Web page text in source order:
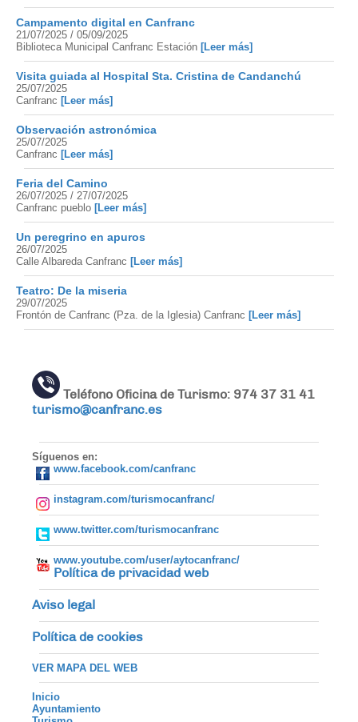
Campamento digital en Canfranc
21/07/2025 / 05/09/2025
Biblioteca Municipal Canfranc Estación [Leer más]
Visita guiada al Hospital Sta. Cristina de Candanchú
25/07/2025
Canfranc [Leer más]
Observación astronómica
25/07/2025
Canfranc [Leer más]
Feria del Camino
26/07/2025 / 27/07/2025
Canfranc pueblo [Leer más]
Un peregrino en apuros
26/07/2025
Calle Albareda Canfranc [Leer más]
Teatro: De la miseria
29/07/2025
Frontón de Canfranc (Pza. de la Iglesia) Canfranc [Leer más]
Teléfono Oficina de Turismo: 974 37 31 41
turismo@canfranc.es
Síguenos en:
www.facebook.com/canfranc
instagram.com/turismocanfranc/
www.twitter.com/turismocanfranc
www.youtube.com/user/aytocanfranc/
Política de privacidad web
Aviso legal
Política de cookies
VER MAPA DEL WEB
Inicio
Ayuntamiento